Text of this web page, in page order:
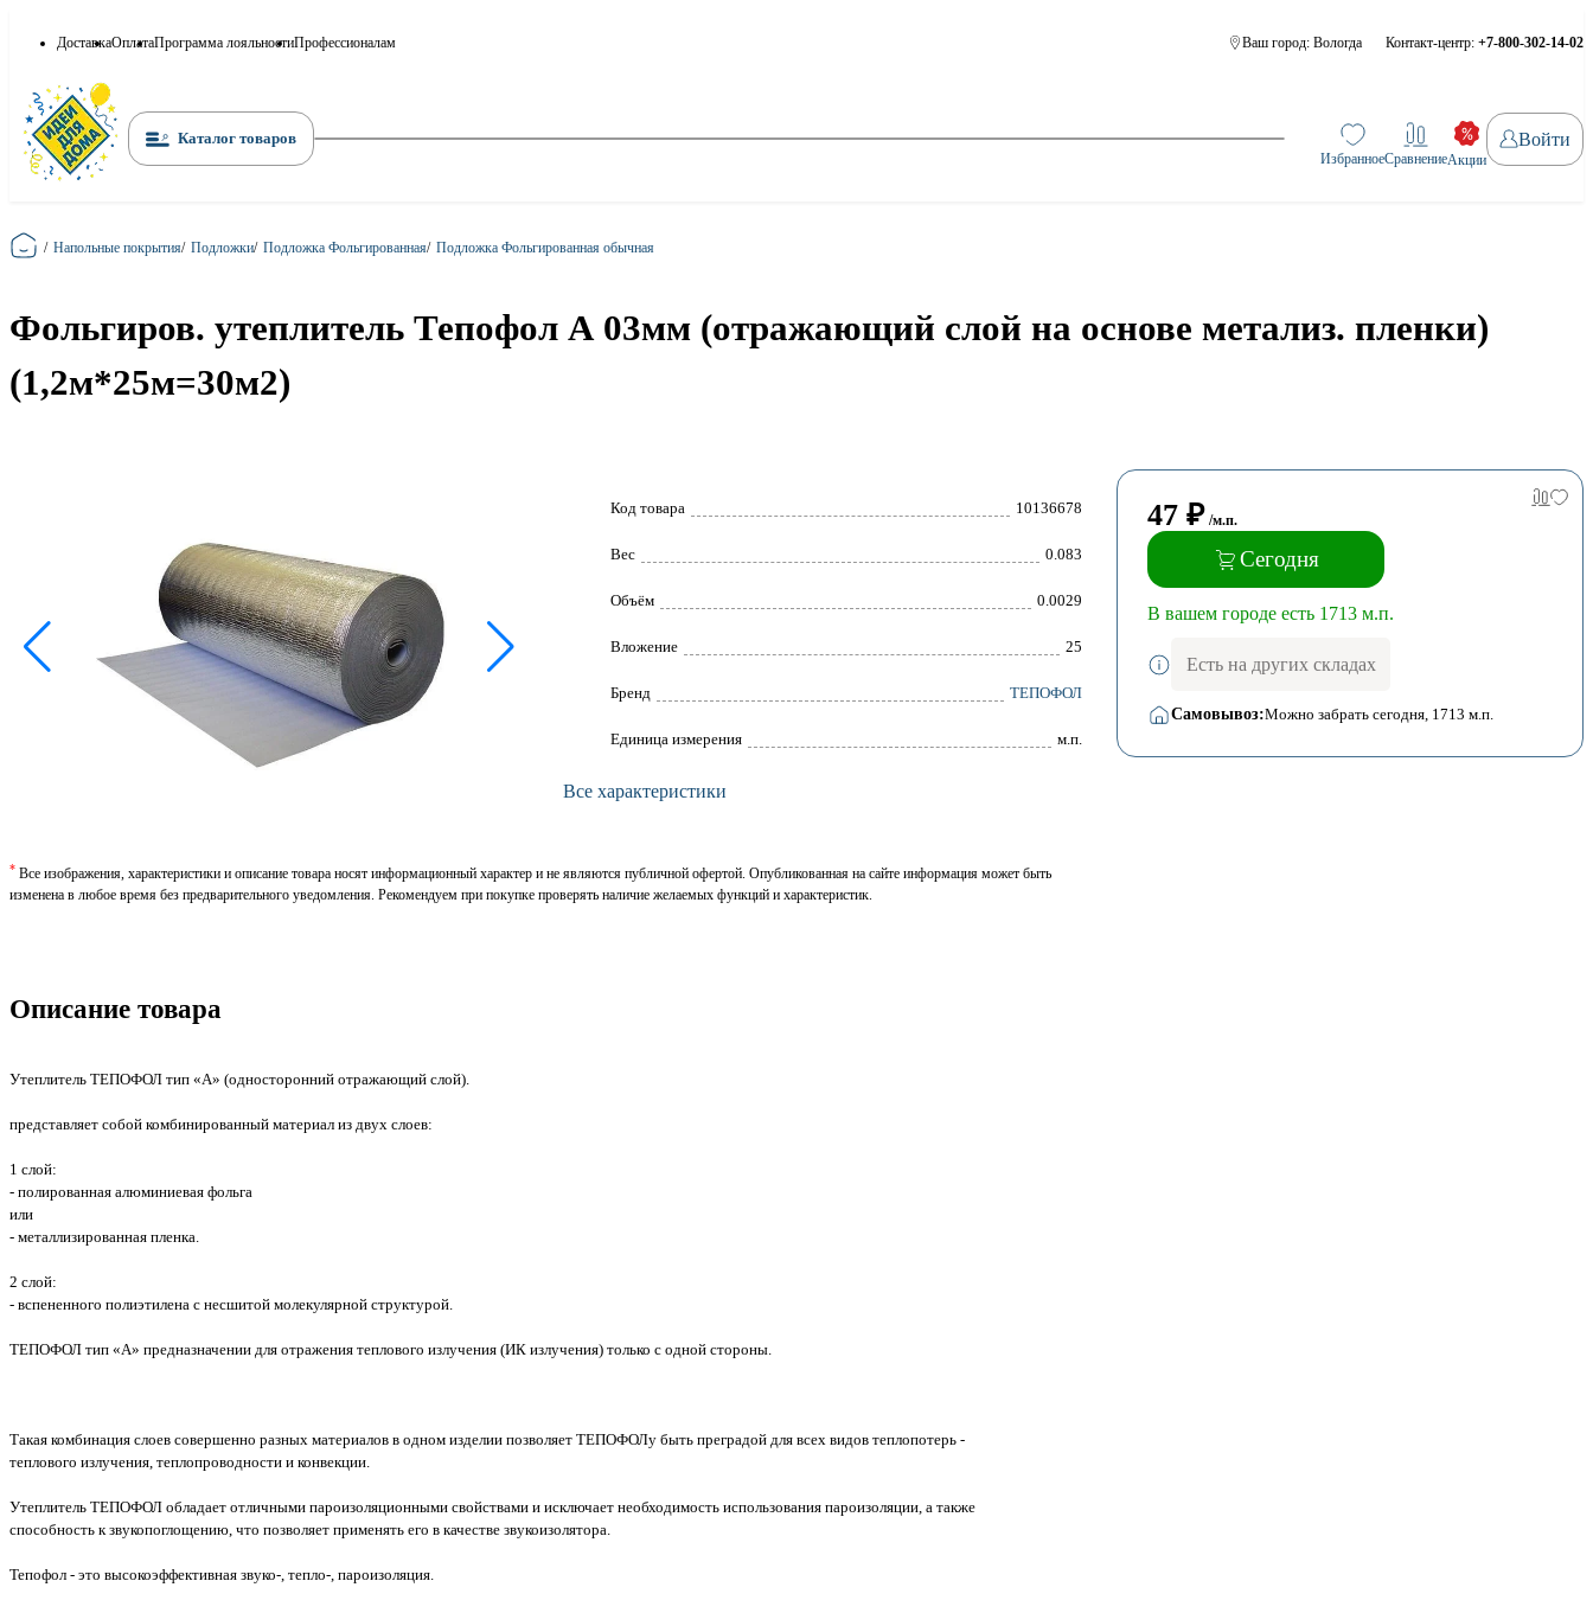
ДоставкаОплатаПрограмма лояльностиПрофессионалам Ваш город: Вологда Контакт-центр: +7-800-302-14-02
Каталог товаров
ИзбранноеСравнениеАкции
Войти
Главная
/ Напольные покрытия/ Подложки/ Подложка Фольгированная/ Подложка Фольгированная обычная
Фольгиров. утеплитель Тепофол А 03мм (отражающий слой на основе метализ. пленки)
(1,2м*25м=30м2)
Код товара 10136678
Вес 0.083
Объём 0.0029
Вложение 25
Брeнд ТЕПОФОЛ
Единица измерения м.п.
Все характеристики
* Все изображения, характеристики и описание товара носят информационный характер и не являются публичной офертой. Опубликованная на сайте информация может быть
изменена в любое время без предварительного уведомления. Рекомендуем при покупке проверять наличие желаемых функций и характеристик.
47 ₽ /м.п.
Сегодня
В вашем городе есть 1713 м.п.
Есть на других складах
Самовывоз:Можно забрать сегодня, 1713 м.п.
Описание товара
Утеплитель ТЕПОФОЛ тип «А» (односторонний отражающий слой).
представляет собой комбинированный материал из двух слоев:
1 слой:
- полированная алюминиевая фольга
или
- металлизированная пленка.
2 слой:
- вспененного полиэтилена с несшитой молекулярной структурой.
ТЕПОФОЛ тип «А» предназначении для отражения теплового излучения (ИК излучения) только с одной стороны.
Такая комбинация слоев совершенно разных материалов в одном изделии позволяет ТЕПОФОЛу быть преградой для всех видов теплопотерь -
теплового излучения, теплопроводности и конвекции.
Утеплитель ТЕПОФОЛ обладает отличными пароизоляционными свойствами и исключает необходимость использования пароизоляции, а также
способность к звукопоглощению, что позволяет применять его в качестве звукоизолятора.
Тепофол - это высокоэффективная звуко-, тепло-, пароизоляция.